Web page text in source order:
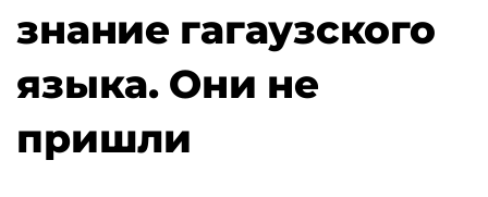
знание гагаузского
языка. Они не
пришли